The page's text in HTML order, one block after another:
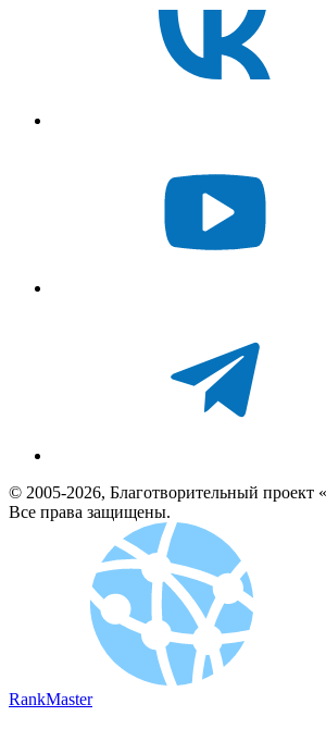
© 2005-2026, Благотворительный проект
Все права защищены.
RankMaster